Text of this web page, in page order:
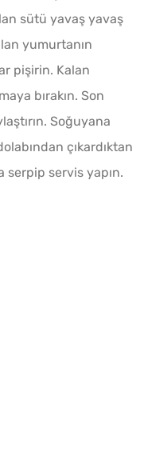
sütü yavaş yavaş
yumurtanın
pişirin. Kalan
bırakın. Son
Soğuyana
çıkardıktan
servis yapın.